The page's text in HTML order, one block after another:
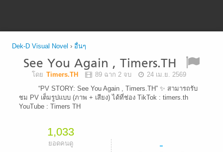
Dek-D Visual Novel › อื่นๆ
See You Again , Timers.TH
โดย Timers.TH 89 ฉาก 2 จบ
24 เม.ย. 2569
“PV STORY: See You Again , Timers.TH” ✨ สามารถรับ
ชม PV เต็มรูปแบบ (ภาพ + เสียง) ได้ที่ช่อง TikTok : timers.th
YouTube : Timers TH
1,033
ยอดคนดู -